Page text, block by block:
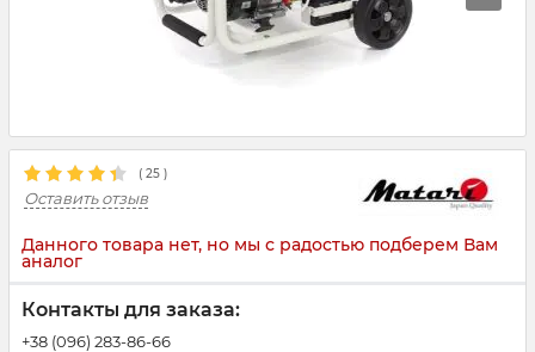
( 25 )
Оставить отзыв
Данного товара нет, но мы с радостью подберем Вам
аналог
Контакты для заказа:
+38 (096) 283-86-66